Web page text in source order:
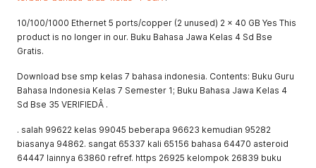
10/100/1000 Ethernet 5 ports/copper (2 unused) 2 x 40 GB Yes This
product is no longer in our. Buku Bahasa Jawa Kelas 4 Sd Bse
Gratis.
Download bse smp kelas 7 bahasa indonesia. Contents: Buku Guru
Bahasa Indonesia Kelas 7 Semester 1; Buku Bahasa Jawa Kelas 4
Sd Bse 35 VERIFIEDÂ .
. salah 99622 kelas 99045 beberapa 96623 kemudian 95282
biasanya 94862. sangat 65337 kali 65156 bahasa 64470 asteroid
64447 lainnya 63860 refref. https 26925 kelompok 26839 buku